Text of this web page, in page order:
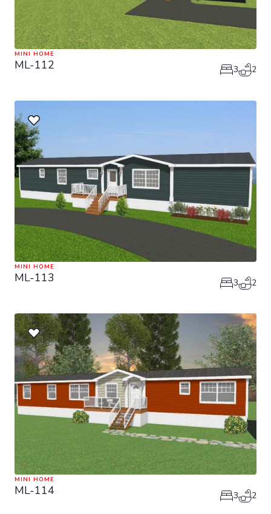
MINI HOME
ML-112 3 2
MINI HOME
ML-113 3 2
MINI HOME
ML-114 3 2